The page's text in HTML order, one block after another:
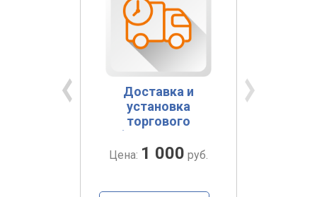
Доставка и
установка
торгового
Калуге
Цена: 1 000 руб.